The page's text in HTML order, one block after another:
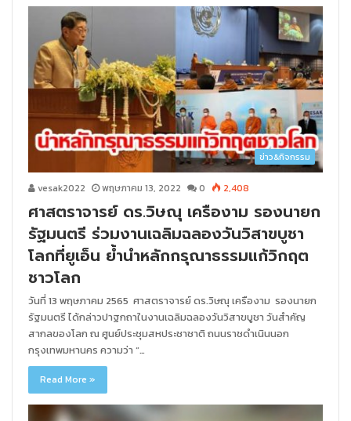
ข่าว&กิจกรรม
vesak2022 พฤษภาคม 13, 2022 0 2,408
ศาสตราจารย์ ดร.วิษณุ เครืองาม รองนายก
รัฐมนตรี ร่วมงานเฉลิมฉลองวันวิสาขบูชา
โลกที่ยูเอ็น ย้ำนำหลักกรุณาธรรมแก้วิกฤต
ชาวโลก
วันที่ 13 พฤษภาคม 2565 ศาสตราจารย์ ดร.วิษณุ เครืองาม รองนายก
รัฐมนตรี ได้กล่าวปาฐกถาในงานเฉลิมฉลองวันวิสาขบูชา วันสำคัญ
สากลของโลก ณ ศูนย์ประชุมสหประชาชาติ ถนนราชดำเนินนอก
กรุงเทพมหานคร ความว่า “…
Read More »